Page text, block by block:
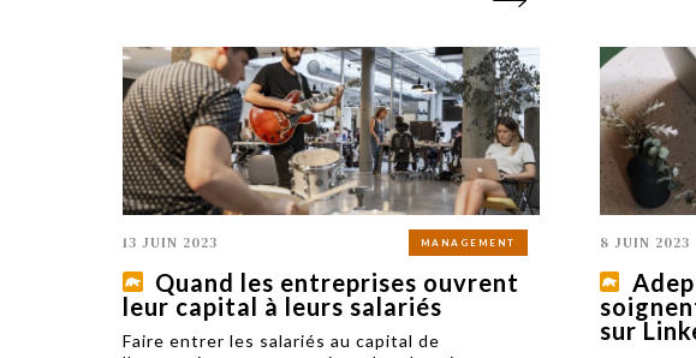
13 JUIN 2023 MANAGEMENT
Quand les entreprises ouvrent
leur capital à leurs salariés
Faire entrer les salariés au capital de
8 JUIN 2023
sur